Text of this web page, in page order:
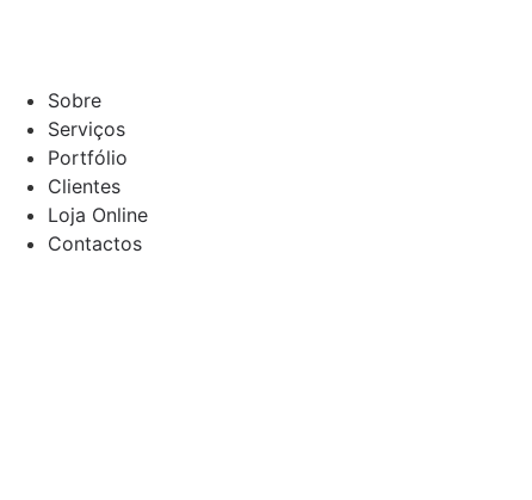
Sobre
Serviços
Portfólio
Clientes
Loja Online
Contactos